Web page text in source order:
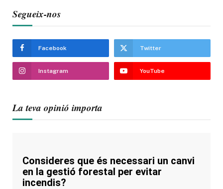
Segueix-nos
Facebook Twitter
Instagram YouTube
La teva opinió importa
Consideres que és necessari un canvi
en la gestió forestal per evitar
incendis?